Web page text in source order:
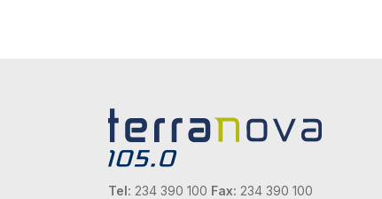
Tel: 234 390 100 Fax: 234 390 100